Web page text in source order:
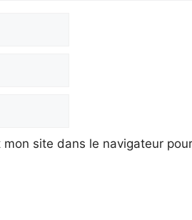
site dans le navigateur